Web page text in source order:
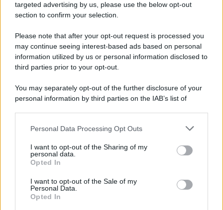
targeted advertising by us, please use the below opt-out
section to confirm your selection.
Please note that after your opt-out request is processed you
may continue seeing interest-based ads based on personal
information utilized by us or personal information disclosed to
third parties prior to your opt-out.
You may separately opt-out of the further disclosure of your
personal information by third parties on the IAB’s list of
This information may also be disclosed by us to third parties
disclose it to other third parties.
Please note that this website/app uses one or more Google
services and may gather and store information including but
not limited to your visit or usage behaviour. You may click to
grant or deny consent to Google and its third-party tags to
Personal Data Processing Opt Outs
I want to opt-out of the Sharing of my
personal data.
Opted In
I want to opt-out of the Sale of my
Personal Data.
Opted In